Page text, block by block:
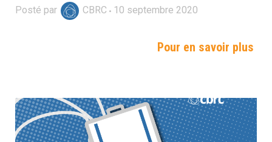
Posté par CBRC 10 septembre 2020
Pour en savoir plus